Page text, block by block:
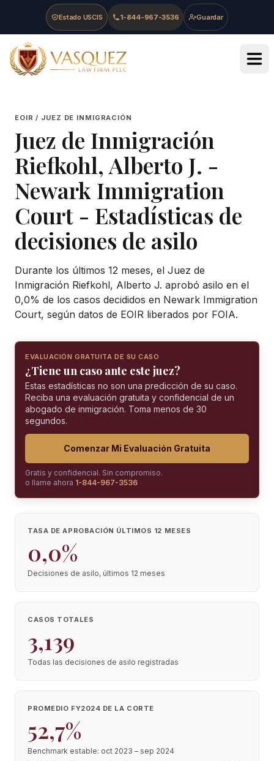
Skip to main content
Skip to navigation
Skip to footer
Estado USCIS 1-844-967-3536 Guardar
Vasquez Law Firm - Home
EOIR / JUEZ DE INMIGRACIÓN
Juez de Inmigración
Riefkohl, Alberto J. -
Newark Immigration
Court - Estadísticas de
decisiones de asilo
Durante los últimos 12 meses, el Juez de
Inmigración Riefkohl, Alberto J. aprobó asilo en el
0,0% de los casos decididos en Newark Immigration
Court, según datos de EOIR liberados por FOIA.
EVALUACIÓN GRATUITA DE SU CASO
¿Tiene un caso ante este juez?
Estas estadísticas no son una predicción de su caso.
Reciba una evaluación gratuita y confidencial de un
abogado de inmigración. Toma menos de 30
segundos.
Comenzar Mi Evaluación Gratuita
Gratis y confidencial. Sin compromiso.
o llame ahora 1-844-967-3536
TASA DE APROBACIÓN ÚLTIMOS 12 MESES
0,0%
Decisiones de asilo, últimos 12 meses
CASOS TOTALES
3,139
Todas las decisiones de asilo registradas
PROMEDIO FY2024 DE LA CORTE
52,7%
Benchmark estable: oct 2023 – sep 2024